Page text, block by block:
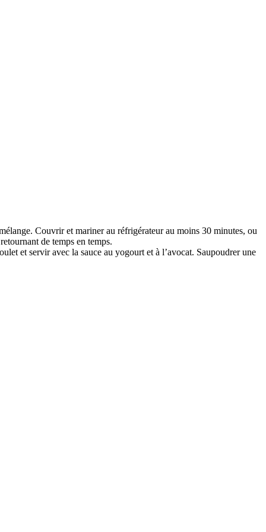
Couvrir et mariner au réfrigérateur au moins 30 minutes, ou
de temps en temps.
et servir avec la sauce au yogourt et à l’avocat. Saupoudrer une